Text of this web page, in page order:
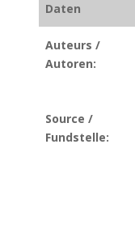
Daten
Auteurs /
Autoren:
Source /
Fundstelle: